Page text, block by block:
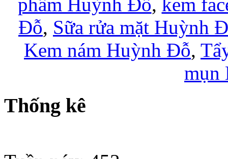
Đỗ, Sữa rửa mặt Huỳnh
Kem nám Huỳnh Đỗ,
mụn
Thống kê